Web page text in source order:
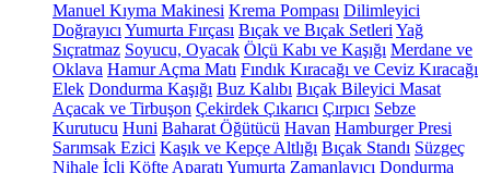
Manuel Kıyma Makinesi Krema Pompası Dilimleyici
Doğrayıcı Yumurta Fırçası Bıçak ve Bıçak Setleri Yağ
Sıçratmaz Soyucu, Oyacak Ölçü Kabı ve Kaşığı Merdane ve
Oklava Hamur Açma Matı Fındık Kıracağı ve Ceviz Kıracağı
Elek Dondurma Kaşığı Buz Kalıbı Bıçak Bileyici Masat
Açacak ve Tirbuşon Çekirdek Çıkarıcı Çırpıcı Sebze
Kurutucu Huni Baharat Öğütücü Havan Hamburger Presi
Sarımsak Ezici Kaşık ve Kepçe Altlığı Bıçak Standı Süzgeç
Nihale İçli Köfte Aparatı Yumurta Zamanlayıcı Dondurma